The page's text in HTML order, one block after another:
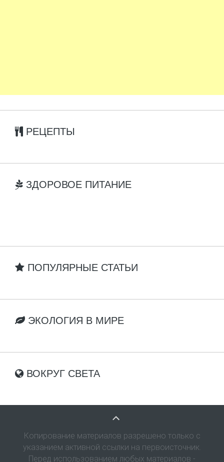
РЕЦЕПТЫ
ЗДОРОВОЕ ПИТАНИЕ
ПОПУЛЯРНЫЕ СТАТЬИ
ЭКОЛОГИЯ В МИРЕ
ВОКРУГ СВЕТА
Копирование материалов разрешено только с
указанием активной ссылки на первоисточник.
Перед использованием любых материалов -